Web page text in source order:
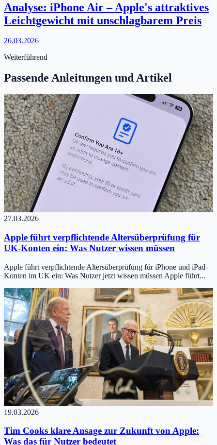
Analyse: iPhone Air – Apple's attraktives
Leichtgewicht mit unschlagbarem Preis
26.03.2026
Weiterführend
Passende Anleitungen und Artikel
27.03.2026
Apple führt verpflichtende Altersüberprüfung für
UK-Konten ein: Was Nutzer wissen müssen
Apple führt verpflichtende Altersüberprüfung für iPhone und iPad-
Konten im UK ein: Was Nutzer jetzt wissen müssen Apple führt...
19.03.2026
Tim Cooks klare Ansage zur Zukunft von Apple:
Was das für Nutzer bedeutet